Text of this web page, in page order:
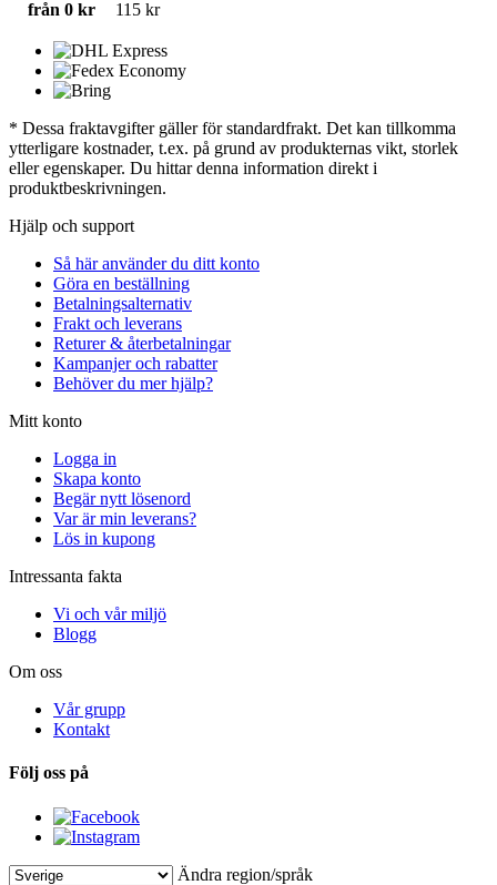
från 0 kr
115 kr
* Dessa fraktavgifter gäller för standardfrakt. Det kan tillkomma
ytterligare kostnader, t.ex. på grund av produkternas vikt, storlek
eller egenskaper. Du hittar denna information direkt i
produktbeskrivningen.
Hjälp och support
Så här använder du ditt konto
Göra en beställning
Betalningsalternativ
Frakt och leverans
Returer & återbetalningar
Kampanjer och rabatter
Behöver du mer hjälp?
Mitt konto
Logga in
Skapa konto
Begär nytt lösenord
Var är min leverans?
Lös in kupong
Intressanta fakta
Vi och vår miljö
Blogg
Om oss
Vår grupp
Kontakt
Följ oss på
Ändra region/språk